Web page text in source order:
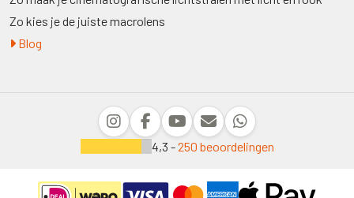
Zo kies je de juiste macrolens
Blog
4,3 -250 beoordelingen